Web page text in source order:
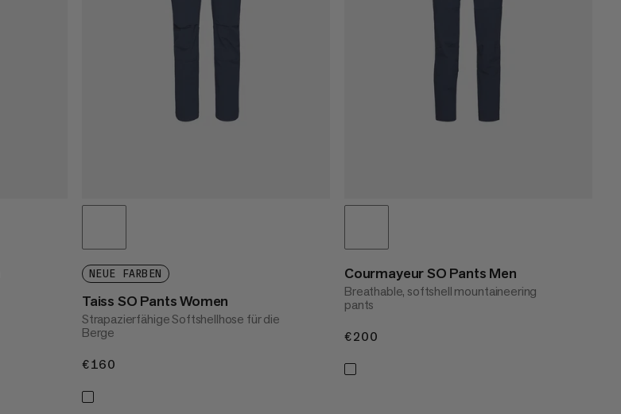
BEWERTUNG
NEUE FARBEN
Taiss SO Pants Women
Strapazierfähige Softshellhose für die
Berge
€160
Courmayeur SO Pants Men
Breathable, softshell mountaineering
pants
€200